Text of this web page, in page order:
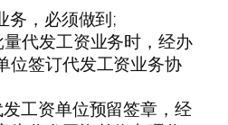
务，必须做到;
代发工资业务时，经办
位签订代发工资业务协
工资单位预留签章，经